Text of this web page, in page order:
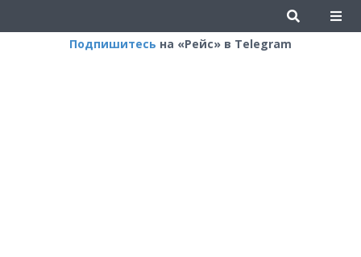
Подпишитесь на «Рейс» в Telegram